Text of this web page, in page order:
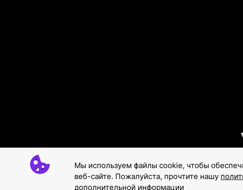
Мы используем файлы cookie, чтобы
веб-сайте. Пожалуйста, прочтите нашу
дополнительной информации